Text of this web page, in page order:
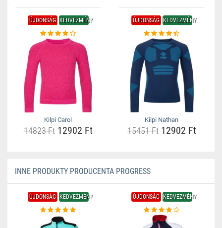
ÚJDONSÁG KEDVEZMÉNY
Kilpi Carol
14823 Ft12902 Ft
ÚJDONSÁG KEDVEZMÉNY
Kilpi Nathan
15451 Ft12902 Ft
INNE PRODUKTY PRODUCENTA PROGRESS
ÚJDONSÁG KEDVEZMÉNY ÚJDONSÁG KEDVEZMÉNY